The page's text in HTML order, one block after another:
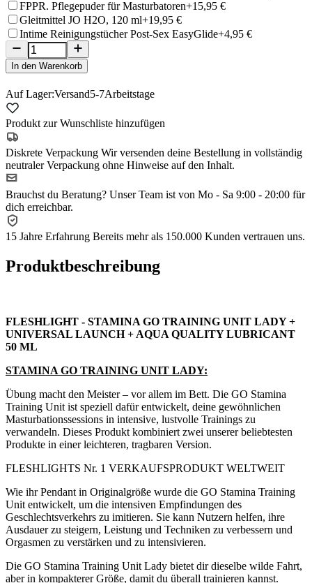
FPPR. Pflegepuder für Masturbatoren+15,95 €
Gleitmittel JO H2O, 120 ml+19,95 €
Intime Reinigungstücher Post-Sex EasyGlide+4,95 €
In den Warenkorb
Auf Lager:Versand5-7Arbeitstage
Produkt zur Wunschliste hinzufügen
Diskrete Verpackung Wir versenden deine Bestellung in vollständig
neutraler Verpackung ohne Hinweise auf den Inhalt.
Brauchst du Beratung? Unser Team ist von Mo - Sa 9:00 - 20:00 für
dich erreichbar.
15 Jahre Erfahrung Bereits mehr als 150.000 Kunden vertrauen uns.
Produktbeschreibung
FLESHLIGHT - STAMINA GO TRAINING UNIT LADY +
UNIVERSAL LAUNCH + AQUA QUALITY LUBRICANT
50 ML
STAMINA GO TRAINING UNIT LADY:
Übung macht den Meister – vor allem im Bett. Die GO Stamina
Training Unit ist speziell dafür entwickelt, deine gewöhnlichen
Masturbationssessions in intensive, lustvolle Trainings zu
verwandeln. Dieses Produkt kombiniert zwei unserer beliebtesten
Produkte in einer leichteren, tragbaren Version.
FLESHLIGHTS Nr. 1 VERKAUFSPRODUKT WELTWEIT
Wie ihr Pendant in Originalgröße wurde die GO Stamina Training
Unit entwickelt, um die intensiven Empfindungen des
Geschlechtsverkehrs zu imitieren. Sie kann Nutzern helfen, ihre
Ausdauer zu steigern, Leistung und Techniken zu verbessern und
Orgasmen zu verstärken und zu intensivieren.
Die GO Stamina Training Unit Lady bietet dir dieselbe wilde Fahrt,
aber in kompakterer Größe, damit du überall trainieren kannst.